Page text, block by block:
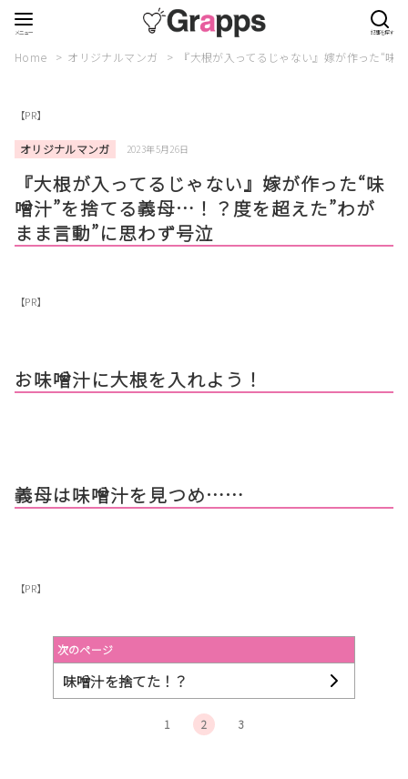
Home オリジナルマンガ 『大根が入ってるじゃない』嫁が作った“
【PR】
オリジナルマンガ 2023年5月26日
『大根が入ってるじゃない』嫁が作った“味
噌汁”を捨てる義母…！？度を超えた”わが
まま言動”に思わず号泣
【PR】
お味噌汁に大根を入れよう！
義母は味噌汁を見つめ……
【PR】
次のページ
味噌汁を捨てた！？
1 2 3